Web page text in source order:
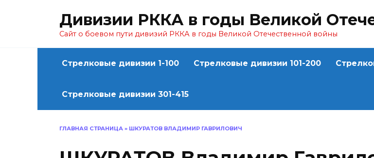
Дивизии РККА в годы Великой
Сайт о боевом пути дивизий РККА в годы Великой Отечественной войны
Стрелковые дивизии 1-100 Стрелковые дивизии 101-200
Стрелковые дивизии 301-415
ГЛАВНАЯ СТРАНИЦА » ШКУРАТОВ ВЛАДИМИР ГАВРИЛО­ВИЧ